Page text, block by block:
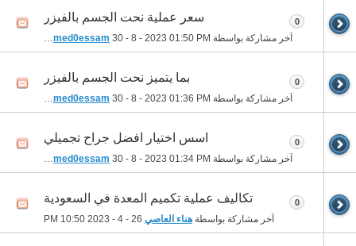
سعر عملية نحت الجسم بالفيزر
آخر مشاركة بواسطة ahmed0essam 30 - 8 - 2023 01:50 PM
0
بما يتميز نحت الجسم بالفيزر
آخر مشاركة بواسطة ahmed0essam 30 - 8 - 2023 01:36 PM
0
اسس اختيار افضل جراح تجميلي
آخر مشاركة بواسطة ahmed0essam 30 - 8 - 2023 01:34 PM
0
تكاليف عملية تكميم المعدة في السعودية
آخر مشاركة بواسطة هناء العاصي 10:50 PM
0